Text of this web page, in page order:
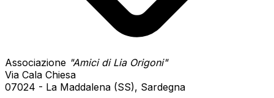
Associazione "Amici di Lia Origoni"
Via Cala Chiesa
07024 - La Maddalena (SS), Sardegna